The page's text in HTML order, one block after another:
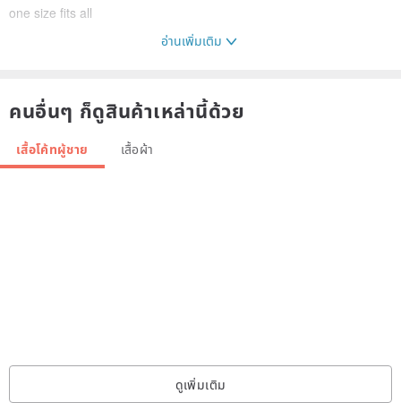
one size fits all
Width 62cm /24.5"
Length <Sleeve> 51cm /20"
Width <Sleeve> 34cm /13"
อ่านเพิ่มเติม
คนอื่นๆ ก็ดูสินค้าเหล่านี้ด้วย
เสื้อโค้ทผู้ชาย เสื้อผ้า
ดูเพิ่มเติม